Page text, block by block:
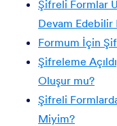
Şifreli Formlar
Devam
Formum İçin
Şifreleme
Oluşur mu?
Şifreli
Miyim?